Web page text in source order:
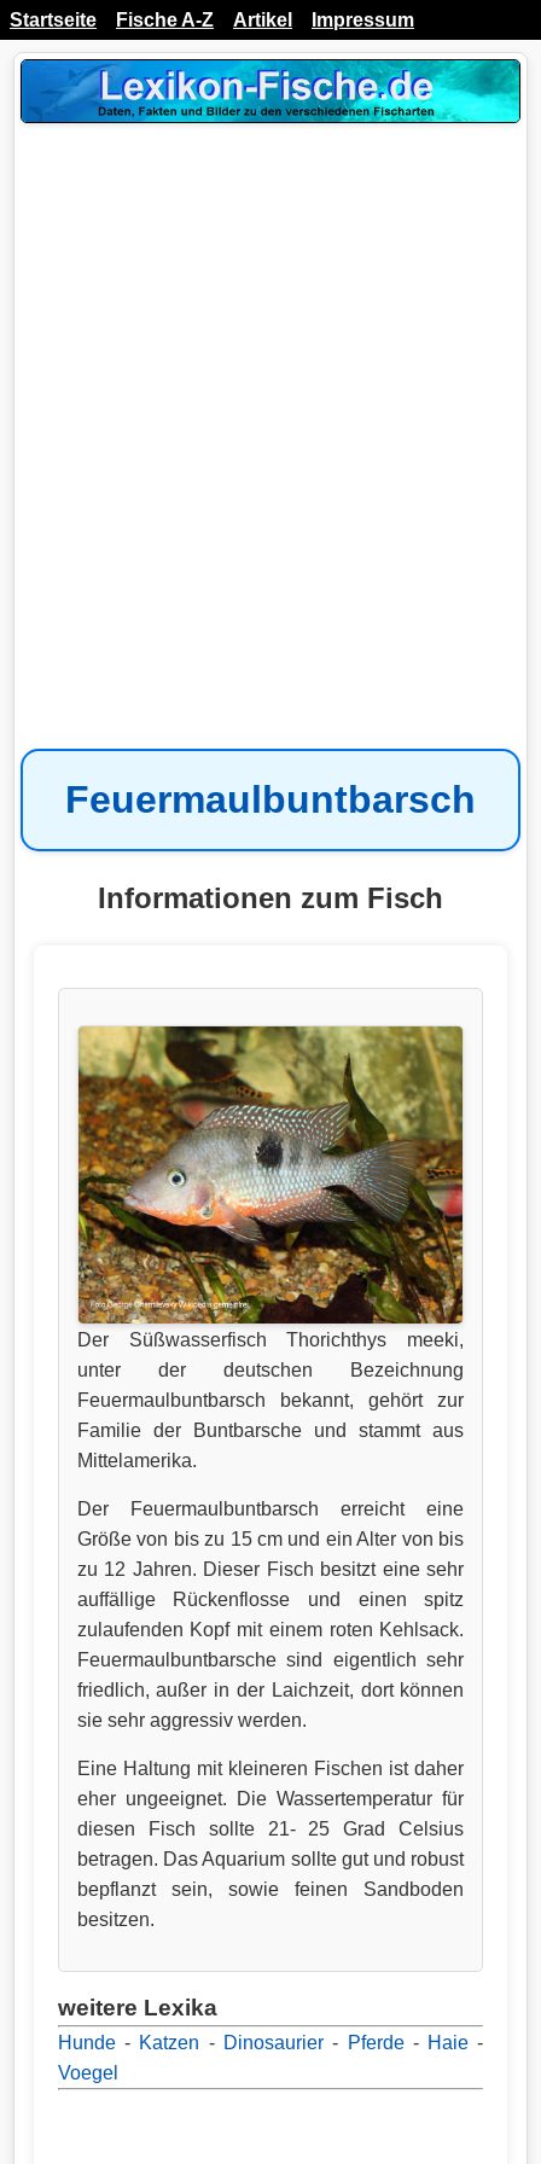
Startseite Fische A-Z Artikel Impressum
Feuermaulbuntbarsch
Informationen zum Fisch
Der Süßwasserfisch Thorichthys meeki,
unter der deutschen Bezeichnung
Feuermaulbuntbarsch bekannt, gehört zur
Familie der Buntbarsche und stammt aus
Mittelamerika.
Der Feuermaulbuntbarsch erreicht eine
Größe von bis zu 15 cm und ein Alter von bis
zu 12 Jahren. Dieser Fisch besitzt eine sehr
auffällige Rückenflosse und einen spitz
zulaufenden Kopf mit einem roten Kehlsack.
Feuermaulbuntbarsche sind eigentlich sehr
friedlich, außer in der Laichzeit, dort können
sie sehr aggressiv werden.
Eine Haltung mit kleineren Fischen ist daher
eher ungeeignet. Die Wassertemperatur für
diesen Fisch sollte 21- 25 Grad Celsius
betragen. Das Aquarium sollte gut und robust
bepflanzt sein, sowie feinen Sandboden
besitzen.
weitere Lexika
Hunde- Katzen - Dinosaurier- Pferde- Haie -
Voegel